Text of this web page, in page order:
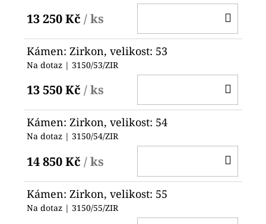
13 250 Kč / ks
Kámen: Zirkon, velikost: 53
Na dotaz | 3150/53/ZIR
13 550 Kč / ks
Kámen: Zirkon, velikost: 54
Na dotaz | 3150/54/ZIR
14 850 Kč / ks
Kámen: Zirkon, velikost: 55
Na dotaz | 3150/55/ZIR